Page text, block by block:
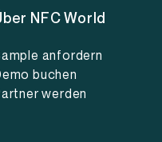
NFC World
anfordern
buchen
werden